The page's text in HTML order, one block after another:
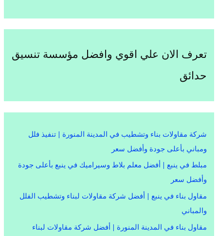
تعرف الان علي اقوي وافضل مؤسسة تنسيق
حدائق
شركة مقاولات بناء وتشطيب في المدينة المنورة | تنفيذ فلل
ومباني بأعلى جودة وأفضل سعر
مبلط في ينبع | أفضل معلم بلاط وسيراميك في ينبع بأعلى جودة
وأفضل سعر
مقاول بناء في ينبع | أفضل شركة مقاولات لبناء وتشطيب الفلل
والمباني
مقاول بناء في المدينة المنورة | أفضل شركة مقاولات لبناء